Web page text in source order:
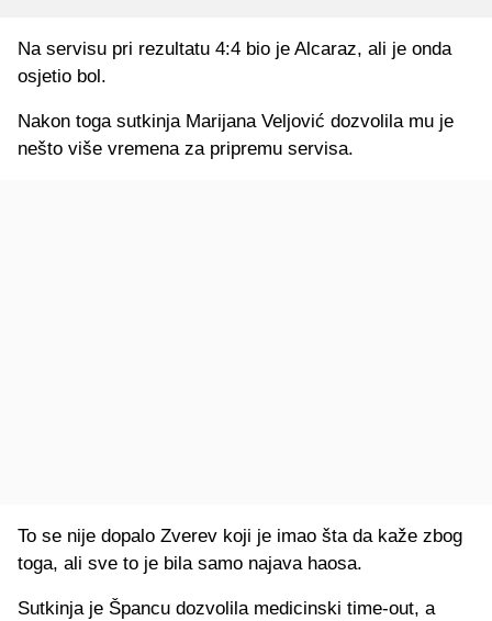
Na servisu pri rezultatu 4:4 bio je Alcaraz, ali je onda
osjetio bol.
Nakon toga sutkinja Marijana Veljović dozvolila mu je
nešto više vremena za pripremu servisa.
To se nije dopalo Zverev koji je imao šta da kaže zbog
toga, ali sve to je bila samo najava haosa.
Sutkinja je Špancu dozvolila medicinski time-out, a